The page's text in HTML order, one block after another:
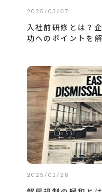
2025/03/07
入社前研修とは？
功へのポイントを
2025/02/26